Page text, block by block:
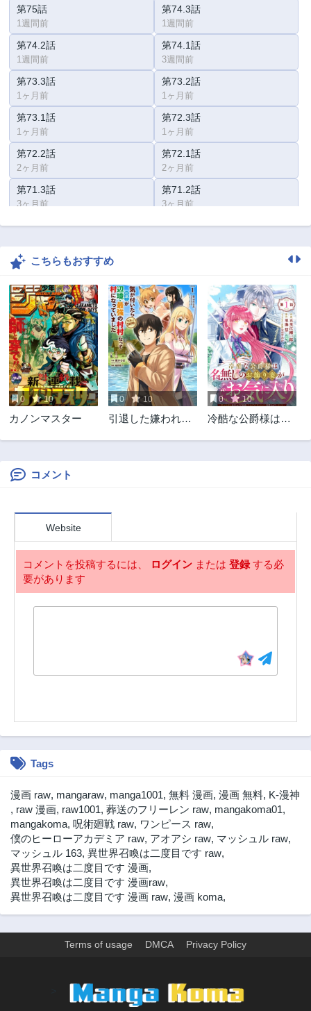
第75話
1週間前
第74.3話
1週間前
第74.2話
1週間前
第74.1話
3週間前
第73.3話
1ヶ月前
第73.2話
1ヶ月前
第73.1話
1ヶ月前
第72.3話
1ヶ月前
第72.2話
2ヶ月前
第72.1話
2ヶ月前
第71.3話
3ヶ月前
第71.2話
3ヶ月前
第71.1話 第70.3話
第70.2話
第69.3話
3ヶ月前
第69.2話
3ヶ月前
第69.1話
3ヶ月前
第68.3話
3ヶ月前
第68.2話
3ヶ月前
第68.1話
3ヶ月前
第67.3話
3ヶ月前
第67.2話
3ヶ月前
第67.1話 第66.3話
第66.2話
第65.3話
3ヶ月前
第65.1話
3ヶ月前
第64.3話
3ヶ月前
第64.2話
3ヶ月前 3ヶ月前
第61.1話
第60.2話
3ヶ月前
第60.1話
3ヶ月前
第59.6話
3ヶ月前
第59.5話
3ヶ月前
第59.3話
3ヶ月前 3ヶ月前
第59.1話 第58.3話
第58.1話
第57.2話
3ヶ月前
こちらもおすすめ
0 10
カノンマスター
0 10
引退した嫌われS
のに! 気が付いたら
0 10
冷酷な公爵様は名
な姉の身代わりで
コメント
Website
コメントを投稿するには、 ログイン または 登録する必
要があります
Tags
漫画 raw, mangaraw, manga1001, 無料 漫画, 漫画 無料, K-漫神
, raw 漫画, raw1001, 葬送のフリーレン raw, mangakoma01,
mangakoma, 呪術廻戦 raw, ワンピース raw,
僕のヒーローアカデミア raw, アオアシ raw, マッシュル raw,
マッシュル 163, 異世界召喚は二度目です raw,
異世界召喚は二度目です 漫画,
異世界召喚は二度目です 漫画raw,
異世界召喚は二度目です 漫画 raw, 漫画 koma,
Terms of usage DMCA Privacy Policy